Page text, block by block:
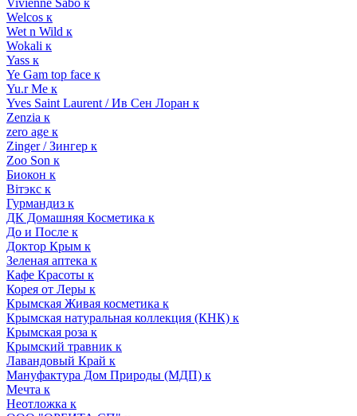
Vivienne Sabo к
Welcos к
Wet n Wild к
Wokali к
Yass к
Ye Gam top face к
Yu.r Me к
Yves Saint Laurent / Ив Сен Лоран к
Zenzia к
zero age к
Zinger / Зингер к
Zoo Son к
Биокон к
Вiтэкс к
Гурмандиз к
ДК Домашняя Косметика к
До и После к
Доктор Крым к
Зеленая аптека к
Кафе Красоты к
Корея от Леры к
Крымская Живая косметика к
Крымская натуральная коллекция (КНК) к
Крымская роза к
Крымский травник к
Лавандовый Край к
Мануфактура Дом Природы (МДП) к
Мечта к
Неотложка к